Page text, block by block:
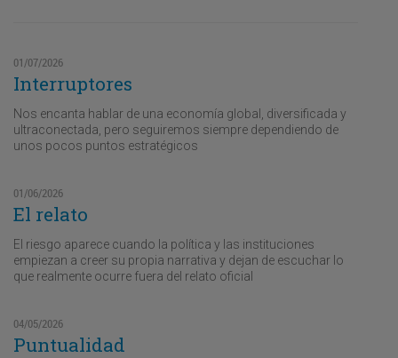
01/07/2026
Interruptores
Nos encanta hablar de una economía global, diversificada y
ultraconectada, pero seguiremos siempre dependiendo de
unos pocos puntos estratégicos
01/06/2026
El relato
El riesgo aparece cuando la política y las instituciones
empiezan a creer su propia narrativa y dejan de escuchar lo
que realmente ocurre fuera del relato oficial
04/05/2026
Puntualidad